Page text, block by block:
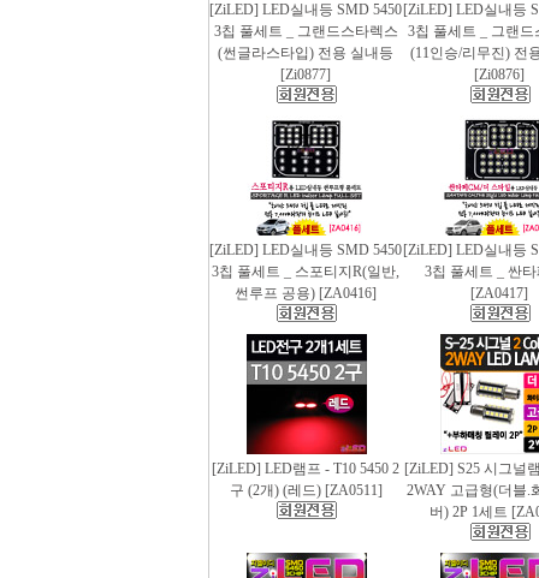
[ZiLED] LED실내등 SMD 5450
3칩 풀세트 _ 그랜드스타렉스
(썬글라스타입) 전용 실내등
[Zi0877]
[ZiLED] LED실내등
3칩 풀세트 _ 그랜드
(11인승/리무진) 전
[Zi0876]
[ZiLED] LED실내등 SMD 5450
3칩 풀세트 _ 스포티지R(일반,
썬루프 공용) [ZA0416]
[ZiLED] LED실내등
3칩 풀세트 _ 싼
[ZA0417]
[ZiLED] LED램프 - T10 5450 2
구 (2개) (레드) [ZA0511]
[ZiLED] S25 시그널
2WAY 고급형(더블.
버) 2P 1세트